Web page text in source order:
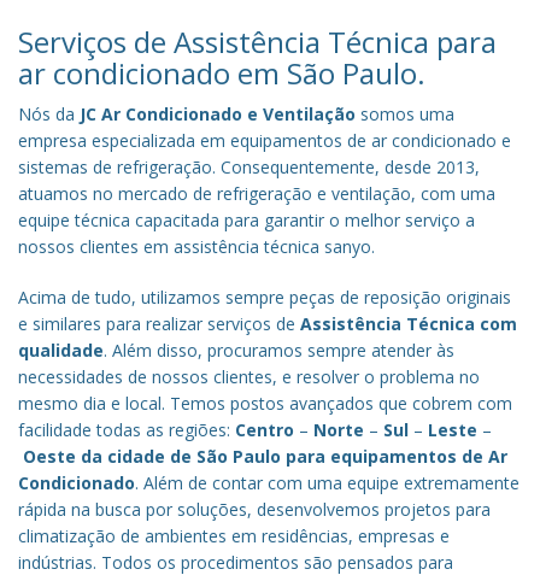
Serviços de Assistência Técnica para
ar condicionado em São Paulo.
Nós da JC Ar Condicionado e Ventilação somos uma
empresa especializada em equipamentos de ar condicionado e
sistemas de refrigeração. Consequentemente, desde 2013,
atuamos no mercado de refrigeração e ventilação, com uma
equipe técnica capacitada para garantir o melhor serviço a
nossos clientes em assistência técnica sanyo.
Acima de tudo, utilizamos sempre peças de reposição originais
e similares para realizar serviços de Assistência Técnica com
qualidade. Além disso, procuramos sempre atender às
necessidades de nossos clientes, e resolver o problema no
mesmo dia e local. Temos postos avançados que cobrem com
facilidade todas as regiões: Centro – Norte – Sul – Leste –
Oeste da cidade de São Paulo para equipamentos de Ar
Condicionado. Além de contar com uma equipe extremamente
rápida na busca por soluções, desenvolvemos projetos para
climatização de ambientes em residências, empresas e
indústrias. Todos os procedimentos são pensados para